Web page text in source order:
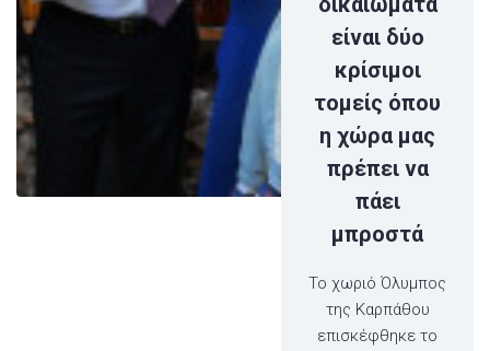
είναι δύο
κρίσιμοι
τομείς όπου
η χώρα μας
πρέπει να
πάει
μπροστά
Το χωριό Όλυμπος
της Καρπάθου
επισκέφθηκε το